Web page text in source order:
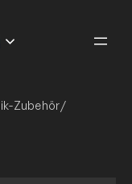
Zubehör/